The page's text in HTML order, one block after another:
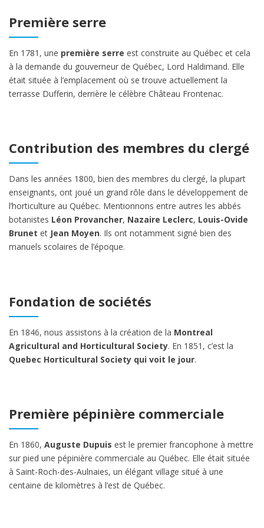
Première serre
En 1781, une première serre est construite au Québec et cela
à la demande du gouverneur de Québec, Lord Haldimand. Elle
était située à l’emplacement où se trouve actuellement la
terrasse Dufferin, derrière le célèbre Château Frontenac.
Contribution des membres du clergé
Dans les années 1800, bien des membres du clergé, la plupart
enseignants, ont joué un grand rôle dans le développement de
l’horticulture au Québec. Mentionnons entre autres les abbés
botanistes Léon Provancher, Nazaire Leclerc, Louis-Ovide
Brunet et Jean Moyen. Ils ont notamment signé bien des
manuels scolaires de l’époque.
Fondation de sociétés
En 1846, nous assistons à la création de la Montreal
Agricultural and Horticultural Society. En 1851, c’est la
Quebec Horticultural Society qui voit le jour.
Première pépinière commerciale
En 1860, Auguste Dupuis est le premier francophone à mettre
sur pied une pépinière commerciale au Québec. Elle était située
à Saint-Roch-des-Aulnaies, un élégant village situé à une
centaine de kilomètres à l’est de Québec.